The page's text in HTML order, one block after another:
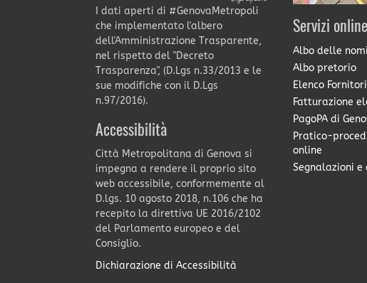
I dati aperti di #GenovaMetropoli
che implementato l'albero
dell'Amministrazione Trasparente,
nel rispetto del "Decreto
Trasparenza", (D.Lgs n.33/2013 e le
sue modifiche con il D.Lgs
n.97/2016).
Accessibilità
Città Metropolitana di Genova si
impegna a rendere il proprio sito
web accessibile, conformemente al
D.lgs. 10 agosto 2018, n.106 che ha
recepito la direttiva UE 2016/2102
del Parlamento europeo e del
Consiglio.
Dichiarazione di Accessibilità
Servizi online
Albo delle
Albo pretorio
Elenco
Fatturazione
PagoPA di
Pratico-
online
Segnalazioni e